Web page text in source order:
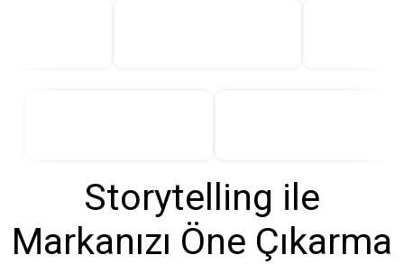
Storytelling ile
Markanızı Öne Çıkarma